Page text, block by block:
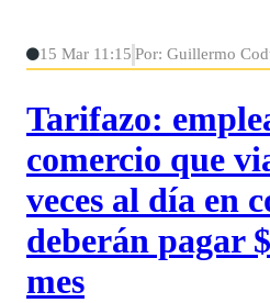
15 Mar 11:15 Por: Guillermo
Tarifazo:
comercio que
veces al día en
deberán pagar
mes